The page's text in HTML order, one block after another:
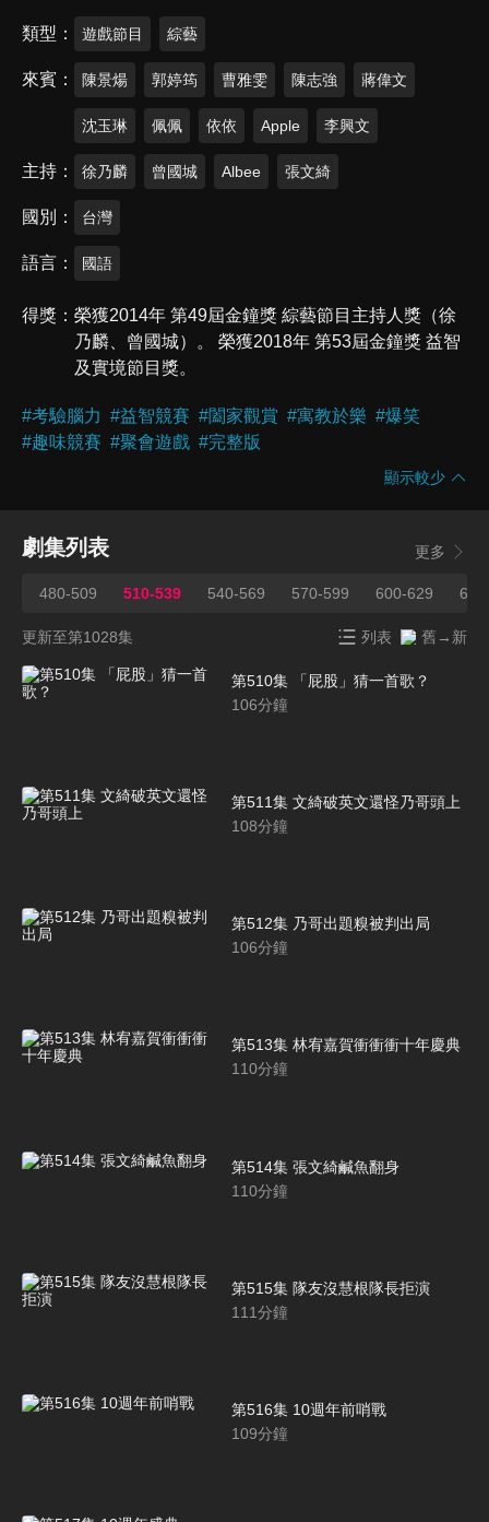
類型 遊戲節目 綜藝
來賓 陳景煬 郭婷筠 曹雅雯 陳志強 蔣偉文
沈玉琳 佩佩 依依 Apple 李興文
主持 徐乃麟 曾國城 Albee 張文綺
國別 台灣
語言 國語
得獎
榮獲2014年 第49屆金鐘獎 綜藝節目主持人獎（徐
乃麟、曾國城）。 榮獲2018年 第53屆金鐘獎 益智
及實境節目獎。
#考驗腦力 #益智競賽 #闔家觀賞 #寓教於樂 #爆笑
#趣味競賽 #聚會遊戲 #完整版
顯示較少
劇集列表 更多
480-509 510-539 540-569 570-599 600-629
更新至第1028集 列表 舊→新
第510集 「屁股」猜一首歌？
106分鐘
第511集 文綺破英文還怪乃哥頭上
108分鐘
第512集 乃哥出題糗被判出局
106分鐘
第513集 林宥嘉賀衝衝衝十年慶典
110分鐘
第514集 張文綺鹹魚翻身
110分鐘
第515集 隊友沒慧根隊長拒演
111分鐘
第516集 10週年前哨戰
109分鐘